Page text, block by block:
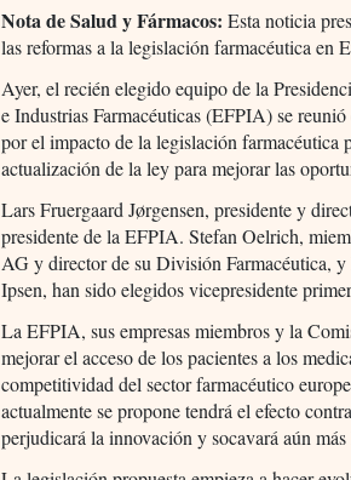
Nota de Salud y Fármacos:Esta noticia
las reformas a la legislación farmacéutica en
Ayer, el recién elegido equipo de la
e Industrias Farmacéuticas (EFPIA) se
por el impacto de la legislación farmacéutica
actualización de la ley para mejorar las
Lars Fruergaard Jørgensen, presidente y
presidente de la EFPIA. Stefan Oelrich,
AG y director de su División Farmacéutica,
Ipsen, han sido elegidos vicepresidente
La EFPIA, sus empresas miembros y la
mejorar el acceso de los pacientes a los
competitividad del sector farmacéutico
actualmente se propone tendrá el efecto
perjudicará la innovación y socavará aún